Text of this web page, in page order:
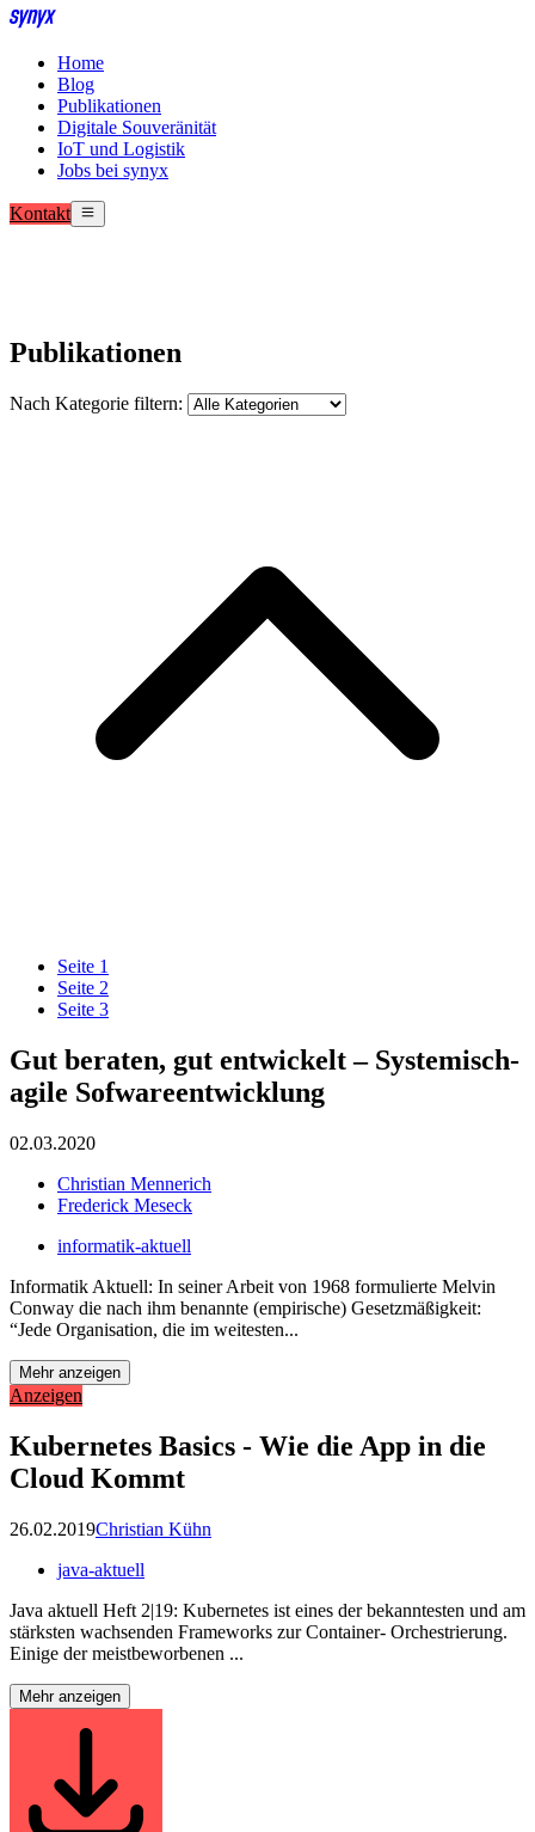
Home
Blog
Publikationen
Digitale Souveränität
IoT und Logistik
Jobs bei synyx
Kontakt
Publikationen
Nach Kategorie filtern:
Seite 1
Seite 2
Seite 3
Gut beraten, gut entwickelt – Systemisch-
agile Sofwareentwicklung
02.03.2020
Christian Mennerich
Frederick Meseck
informatik-aktuell
Informatik Aktuell: In seiner Arbeit von 1968 formulierte Melvin
Conway die nach ihm benannte (empirische) Gesetzmäßigkeit:
“Jede Organisation, die im weitesten...
Mehr anzeigen
Anzeigen
Kubernetes Basics - Wie die App in die
Cloud Kommt
26.02.2019Christian Kühn
java-aktuell
Java aktuell Heft 2|19: Kubernetes ist eines der bekanntesten und am
stärksten wachsenden Frameworks zur Container- Orchestrierung.
Einige der meistbeworbenen ...
Mehr anzeigen